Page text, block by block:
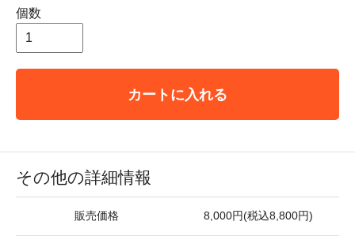
個数
カートに入れる
その他の詳細情報
販売価格 8,000円(税込8,800円)